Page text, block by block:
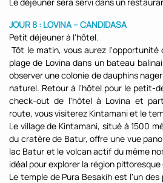
JOUR 8 : LOVINA – CANDIDASA
Petit déjeuner à l'hôtel.
Tôt le matin, vous aurez l'opportunité
plage de Lovina dans un bateau
observer une colonie de dauphins
naturel. Retour à l'hôtel pour le petit-
check-out de l'hôtel à Lovina et
route, vous visiterez Kintamani et le
Le village de Kintamani, situé à 1500
du cratère de Batur, offre une vue
lac Batur et le volcan actif du même
idéal pour explorer la région pittoresque
Le temple de Pura Besakih est l'un